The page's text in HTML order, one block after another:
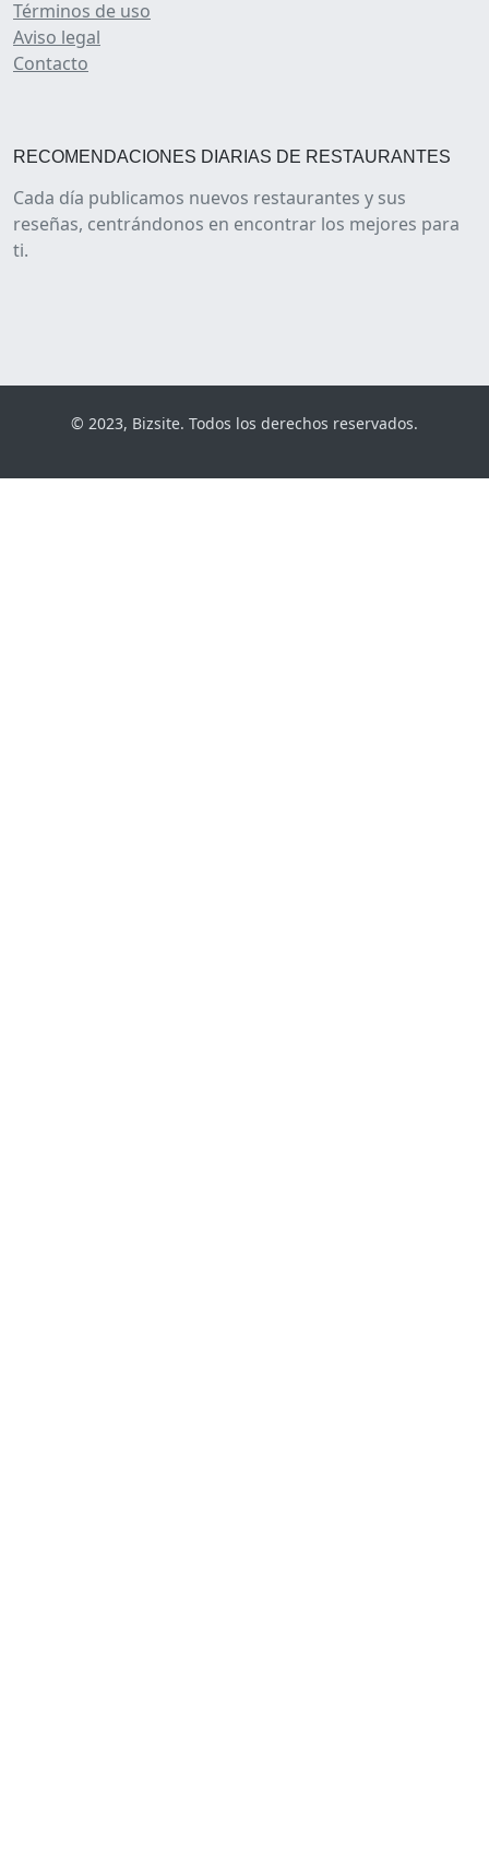
Términos de uso
Aviso legal
Contacto
RECOMENDACIONES DIARIAS DE RESTAURANTES
Cada día publicamos nuevos restaurantes y sus
reseñas, centrándonos en encontrar los mejores para
ti.
© 2023, Bizsite. Todos los derechos reservados.